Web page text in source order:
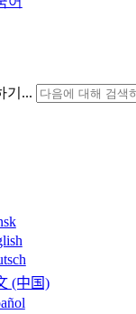
기...
(中国)